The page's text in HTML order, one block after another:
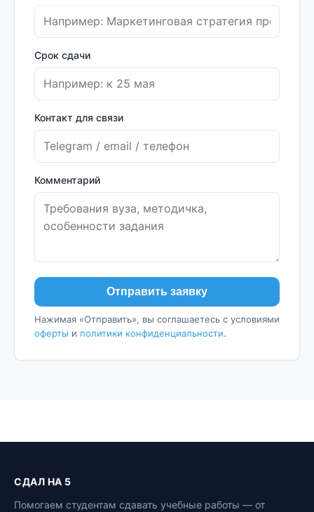
Срок сдачи
Контакт для связи
Комментарий
Отправить заявку
Нажимая «Отправить», вы соглашаетесь с условиями
оферты и политики конфиденциальности.
СДАЛ НА 5
Помогаем студентам сдавать учебные работы — от